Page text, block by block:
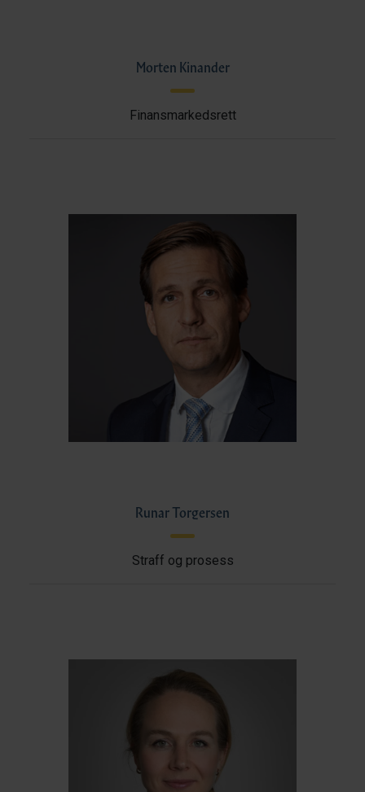
Morten Kinander
Finansmarkedsrett
Runar Torgersen
Straff og prosess